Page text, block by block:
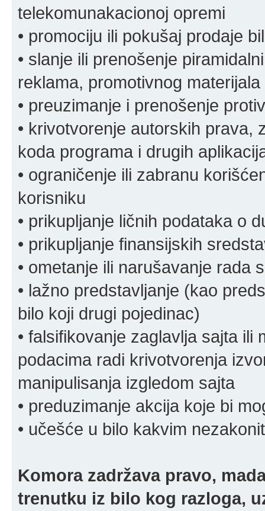
telekomunakacionoj opremi
• promociju ili pokušaj prodaje
• slanje ili prenošenje
reklama, promotivnog
• preuzimanje i prenošenje
• krivotvorenje autorskih prava,
koda programa i drugih
• ograničenje ili zabranu
korisniku
• prikupljanje ličnih podataka o
• prikupljanje finansijskih
• ometanje ili narušavanje rada
• lažno predstavljanje (kao
bilo koji drugi pojedinac)
• falsifikovanje zaglavlja sajta ili
podacima radi krivotvorenja
manipulisanja izgledom sajta
• preduzimanje akcija koje bi
• učešće u bilo kakvim
Komora zadržava pravo,
trenutku iz bilo kog razloga,